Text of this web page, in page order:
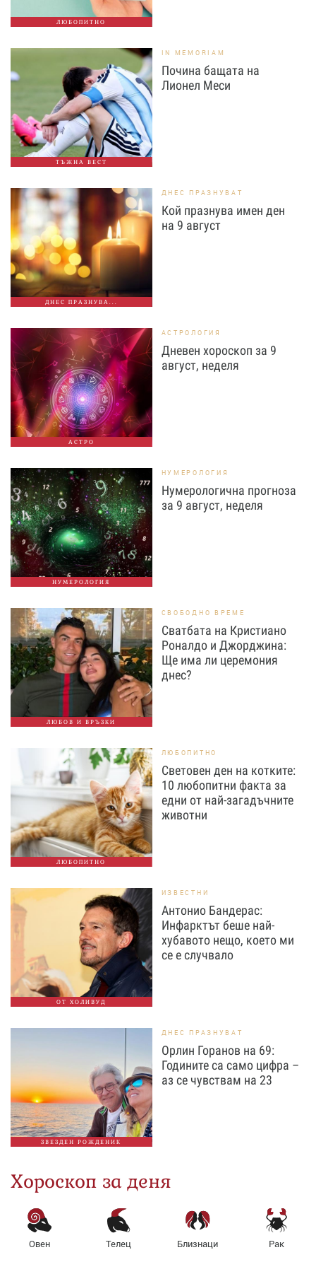
ЛЮБОПИТНО
ТЪЖНА ВЕСТ
IN MEMORIAM
Почина бащата на
Лионел Меси
ДНЕС ПРАЗНУВА...
ДНЕС ПРАЗНУВАТ
Кой празнува имен ден
на 9 август
АСТРО
АСТРОЛОГИЯ
Дневен хороскоп за 9
август, неделя
НУМЕРОЛОГИЯ
НУМЕРОЛОГИЯ
Нумерологична прогноза
за 9 август, неделя
ЛЮБОВ И ВРЪЗКИ
СВОБОДНО ВРЕМЕ
Сватбата на Кристиано
Роналдо и Джорджина:
Ще има ли церемония
днес?
ЛЮБОПИТНО
ЛЮБОПИТНО
Световен ден на котките:
10 любопитни факта за
едни от най-загадъчните
животни
ОТ ХОЛИВУД
ИЗВЕСТНИ
Антонио Бандерас:
Инфарктът беше най-
хубавото нещо, което ми
се е случвало
ЗВЕЗДЕН РОЖДЕНИК
ДНЕС ПРАЗНУВАТ
Орлин Горанов на 69:
Годините са само цифра –
аз се чувствам на 23
Хороскоп за деня
Овен Телец Близнаци Рак